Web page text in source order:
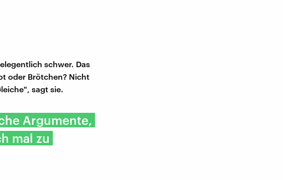
schwer. Das
oder Brötchen? Nicht
sagt sie.
Argumente,
mal zu